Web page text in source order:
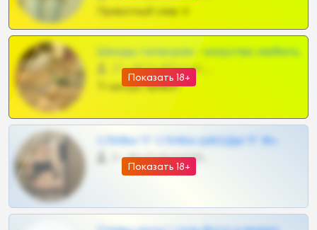
Приватный слив тг
Показать 18+
Шкоды телеграм - искуство любить
27 •
Тг шкоды приват
Показать 18+
СЛИВЫ ТГ СЛИВЫ ШКОДЫ ТГ 18+
0 •